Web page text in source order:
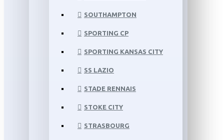
SOUTHAMPTON
SPORTING CP
SPORTING KANSAS CITY
SS LAZIO
STADE RENNAIS
STOKE CITY
STRASBOURG